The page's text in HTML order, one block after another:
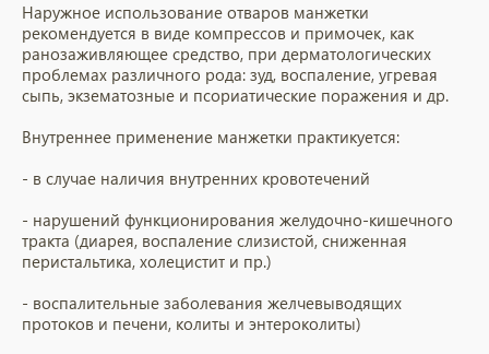
Наружное использование отваров манжетки
рекомендуется в виде компрессов и примочек, как
ранозаживляющее средство, при дерматологических
проблемах различного рода: зуд, воспаление, угревая
сыпь, экзематозные и псориатические поражения и др.
Внутреннее применение манжетки практикуется:
- в случае наличия внутренних кровотечений
- нарушений функционирования желудочно-кишечного
тракта (диарея, воспаление слизистой, сниженная
перистальтика, холецистит и пр.)
- воспалительные заболевания желчевыводящих
протоков и печени, колиты и энтероколиты)